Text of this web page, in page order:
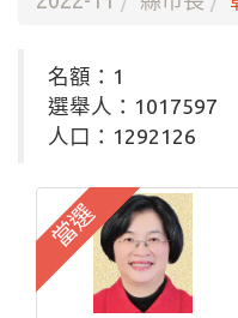
名額：1
選舉人：1017597
人口：1292126
當選